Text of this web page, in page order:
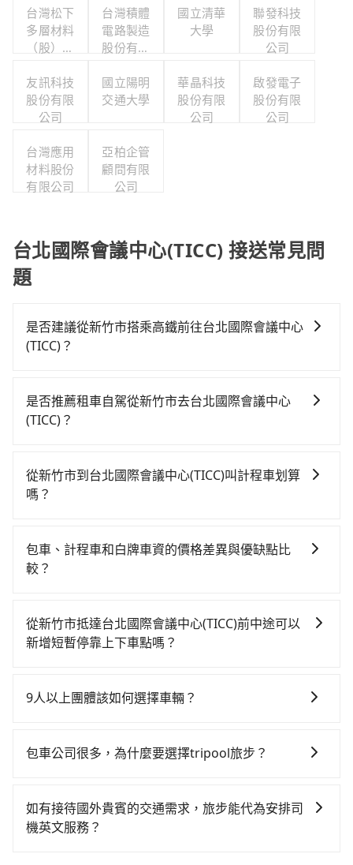
台灣松下
多層材料
（股）公
利委員會
台灣積體
電路製造
股份有限
國立清華
大學
聯發科技
股份有限
公司
友訊科技
股份有限
公司
國立陽明
交通大學
華晶科技
股份有限
公司
啟發電子
股份有限
公司
台灣應用
材料股份
有限公司
亞柏企管
顧問有限
公司
台北國際會議中心(TICC) 接送常見問
題
是否建議從新竹市搭乘高鐵前往台北國際會議中心
(TICC)？
鐵較貴、費時、轉車麻煩！從最早06:36一直到23:27，
新竹-台北一天最多有63班次高鐵可搭乘。假設從新竹市
票並於月台排隊的時間約15分鐘，再乘坐31~36分鐘
（平均34分）的高鐵從新竹站前往台北高鐵站，每人票
國際會議中心(TICC) (台北市信義區) 的目的地。全程加
上轉車時間共2小時，假設3位同行，高鐵加轉乘之平均
擇搭乘高鐵而不預約包車，不僅每人至少額外負擔10元
車資，而且更會額外浪費50分鐘在轉乘與等車上，現在
用。
是否推薦租車自駕從新竹市去台北國際會議中心
(TICC)？
時不需要閉目養神（因為要自己開車），在北北基桃竹
有提供甲地乙還的iRent應該適合你。註冊完iRent的
（東區）到台北國際會議中心(TICC)的花費預估為
$650~800，雖已將eTag和可能的每小時40元路邊停車
Yaris、Prius C、Vios這類乘坐體驗較差的車款，如果人
數超過四位，更是沒有較大的七人座或九人座可供選
修理，每一次租車都好像在開樂透一樣。另外，偶爾也
車或者要載其他乘客的人來說就有不小的風險。最後，
距離，在遇到下雨天或者載行李時，就顯得非常不便。
從新竹市到台北國際會議中心(TICC)叫計程車划算
嗎？
灣大車隊、Uber、Line Taxi、Yoxi等，如果在路邊攔不
到車，也可考慮打電話至附近的計程車隊，如順達計程
tripool可省高達$1,300。綜合以上，無論在價格或服務
品質上，tripool都是你從新竹市到台北國際會議中心
包車、計程車和白牌車資的價格差異與優缺點比
較？
包車：優點是搭乘舒適可以根據自己的需求安排時間和
地點上車較客製化。此外，司機還會提供各種旅遊建議
通塞車時亦會加收延遲費用，一般屬短程接駁為主。 -
事後也無法申訴退費。
從新竹市抵達台北國際會議中心(TICC)前中途可以
新增短暫停靠上下車點嗎？
前往台北國際會議中心(TICC)的途中可備註加點。每個加
待時間，收取額外費用是必要的補償。
9人以上團體該如何選擇車輛？
9人以上之廂型車，其實屬違法。在現行法律下，營業小
中型巴士或大型遊覽車。非法改裝的車輛，不僅與車輛
行照不符，連司機的駕照都會不符。在路上被警察盤查
包車公司很多，為什麼要選擇tripool旅步？
以依照您行程人數的需求進行選擇。此外，為確保您的
旅途安全無憂，我們的司機都是專業且可靠的職業駕
如有接待國外貴賓的交通需求，旅步能代為安排司
機英文服務？